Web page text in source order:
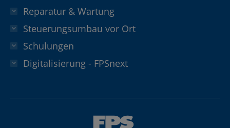
Reparatur & Wartung
Steuerungsumbau vor Ort
Schulungen
Digitalisierung - FPSnext